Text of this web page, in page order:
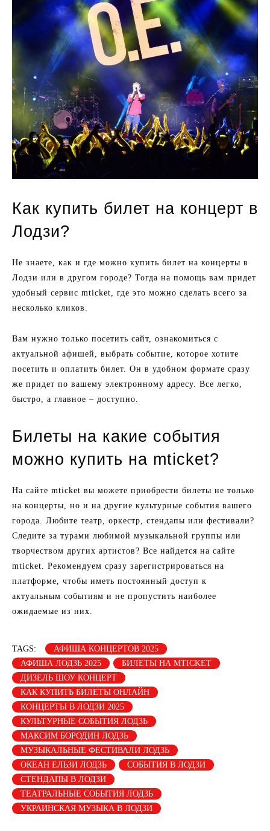
Как купить билет на концерт в
Лодзи?
Не знаете, как и где можно купить билет на концерты в
Лодзи или в другом городе? Тогда на помощь вам придет
удобный сервис mticket, где это можно сделать всего за
несколько кликов.
Вам нужно только посетить сайт, ознакомиться с
актуальной афишей, выбрать событие, которое хотите
посетить и оплатить билет. Он в удобном формате сразу
же придет по вашему электронному адресу. Все легко,
быстро, а главное – доступно.
Билеты на какие события
можно купить на mticket?
На сайте mticket вы можете приобрести билеты не только
на концерты, но и на другие культурные события вашего
города. Любите театр, оркестр, стендапы или фестивали?
Следите за турами любимой музыкальной группы или
творчеством других артистов? Все найдется на сайте
mticket. Рекомендуем сразу зарегистрироваться на
платформе, чтобы иметь постоянный доступ к
актуальным событиям и не пропустить наиболее
ожидаемые из них.
TAGS:
АФИША КОНЦЕРТОВ 2025
АФИША ЛОДЗЬ 2025
БИЛЕТЫ НА MTICKET
ДИЗЕЛЬ ШОУ КОНЦЕРТ
КАК КУПИТЬ БИЛЕТЫ ОНЛАЙН
КОНЦЕРТЫ В ЛОДЗИ 2025
КУЛЬТУРНЫЕ СОБЫТИЯ ЛОДЗЬ
МАКСИМ БОРОДИН ЛОДЗЬ
МУЗЫКАЛЬНЫЕ ФЕСТИВАЛИ ЛОДЗЬ
ОКЕАН ЕЛЬЗИ ЛОДЗЬ
СОБЫТИЯ В ЛОДЗИ
СТЕНДАПЫ В ЛОДЗИ
ТЕАТРАЛЬНЫЕ СОБЫТИЯ ЛОДЗЬ
УКРАИНСКАЯ МУЗЫКА В ЛОДЗИ